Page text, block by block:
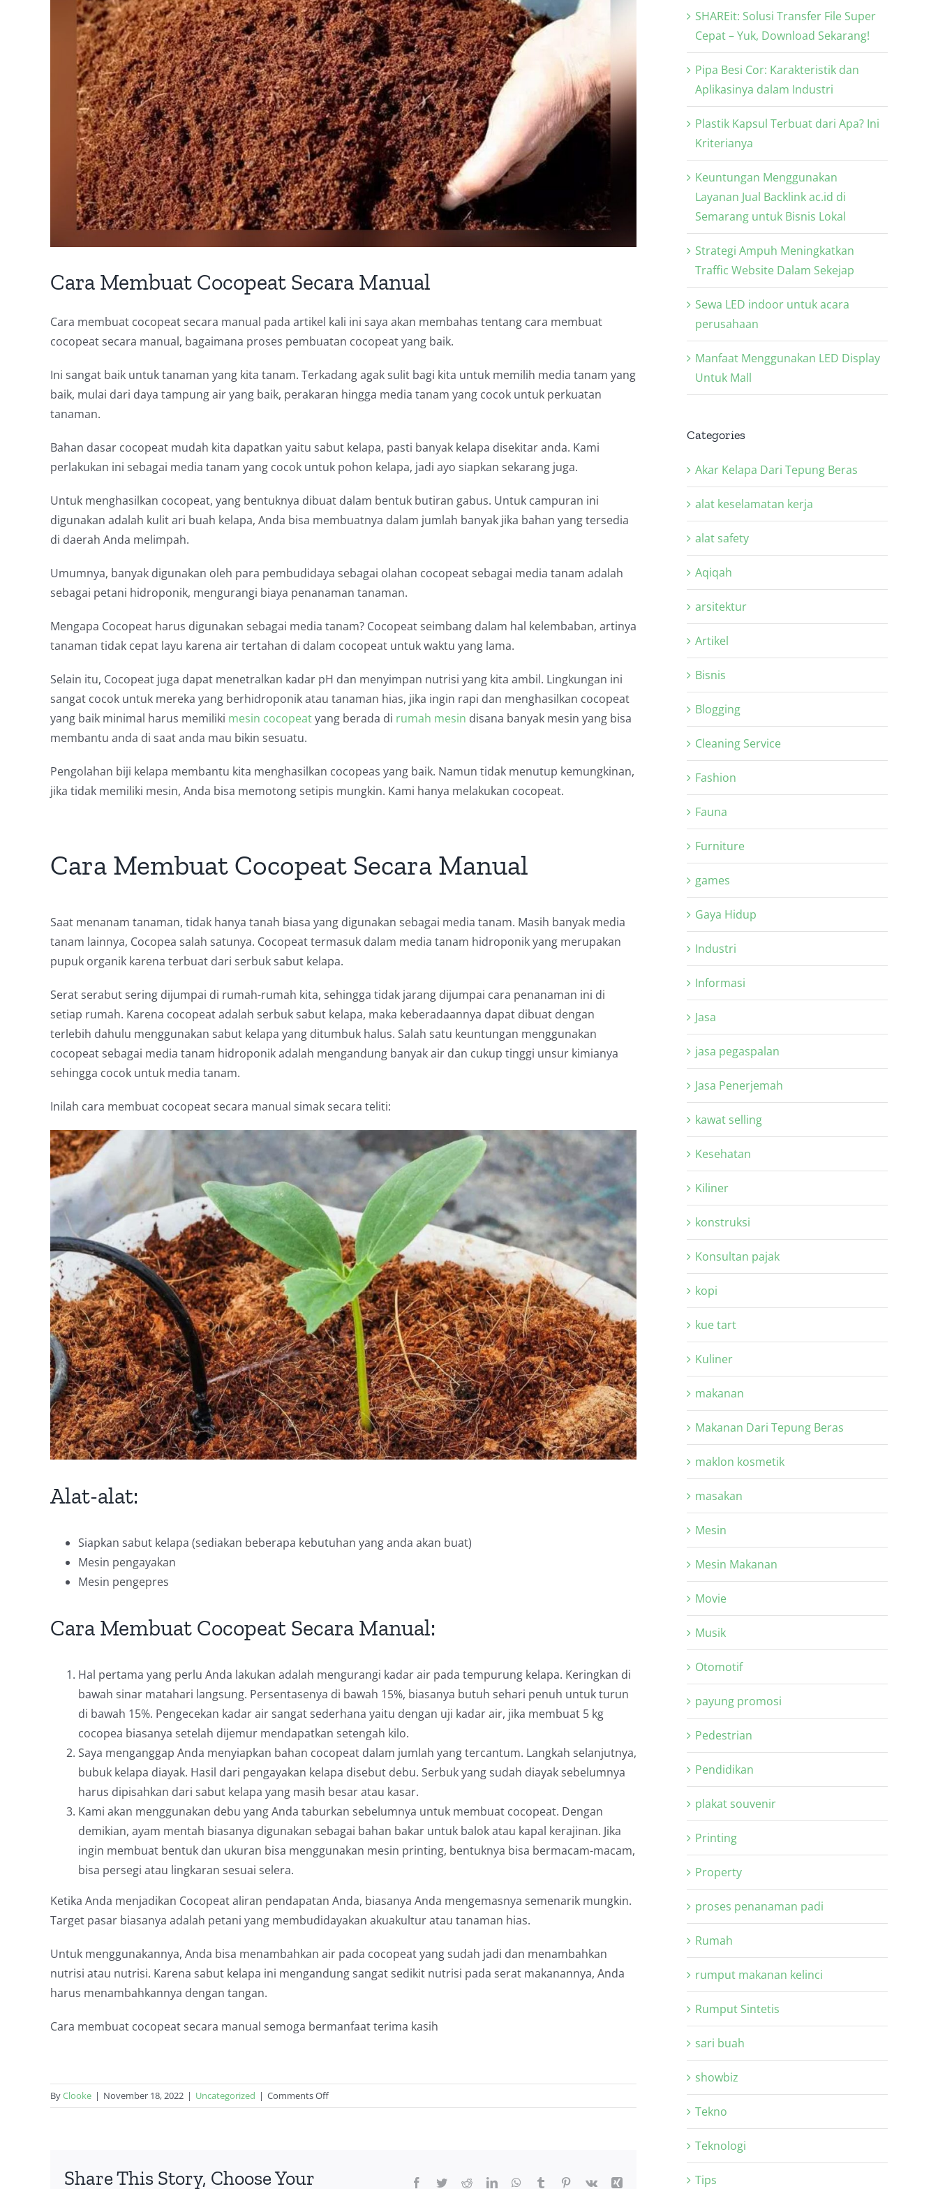
Cara Membuat Cocopeat Secara Manual
Cara membuat cocopeat secara manual pada artikel kali ini saya akan membahas tentang cara membuat
cocopeat secara manual, bagaimana proses pembuatan cocopeat yang baik.
Ini sangat baik untuk tanaman yang kita tanam. Terkadang agak sulit bagi kita untuk memilih media tanam yang
baik, mulai dari daya tampung air yang baik, perakaran hingga media tanam yang cocok untuk perkuatan
tanaman.
Bahan dasar cocopeat mudah kita dapatkan yaitu sabut kelapa, pasti banyak kelapa disekitar anda. Kami
perlakukan ini sebagai media tanam yang cocok untuk pohon kelapa, jadi ayo siapkan sekarang juga.
Untuk menghasilkan cocopeat, yang bentuknya dibuat dalam bentuk butiran gabus. Untuk campuran ini
digunakan adalah kulit ari buah kelapa, Anda bisa membuatnya dalam jumlah banyak jika bahan yang tersedia
di daerah Anda melimpah.
Umumnya, banyak digunakan oleh para pembudidaya sebagai olahan cocopeat sebagai media tanam adalah
sebagai petani hidroponik, mengurangi biaya penanaman tanaman.
Mengapa Cocopeat harus digunakan sebagai media tanam? Cocopeat seimbang dalam hal kelembaban, artinya
tanaman tidak cepat layu karena air tertahan di dalam cocopeat untuk waktu yang lama.
Selain itu, Cocopeat juga dapat menetralkan kadar pH dan menyimpan nutrisi yang kita ambil. Lingkungan ini
sangat cocok untuk mereka yang berhidroponik atau tanaman hias, jika ingin rapi dan menghasilkan cocopeat
yang baik minimal harus memiliki mesin cocopeatyang berada di rumah mesin disana banyak mesin yang bisa
membantu anda di saat anda mau bikin sesuatu.
Pengolahan biji kelapa membantu kita menghasilkan cocopeas yang baik. Namun tidak menutup kemungkinan,
jika tidak memiliki mesin, Anda bisa memotong setipis mungkin. Kami hanya melakukan cocopeat.
Cara Membuat Cocopeat Secara Manual
Saat menanam tanaman, tidak hanya tanah biasa yang digunakan sebagai media tanam. Masih banyak media
tanam lainnya, Cocopea salah satunya. Cocopeat termasuk dalam media tanam hidroponik yang merupakan
pupuk organik karena terbuat dari serbuk sabut kelapa.
Serat serabut sering dijumpai di rumah-rumah kita, sehingga tidak jarang dijumpai cara penanaman ini di
setiap rumah. Karena cocopeat adalah serbuk sabut kelapa, maka keberadaannya dapat dibuat dengan
terlebih dahulu menggunakan sabut kelapa yang ditumbuk halus. Salah satu keuntungan menggunakan
cocopeat sebagai media tanam hidroponik adalah mengandung banyak air dan cukup tinggi unsur kimianya
sehingga cocok untuk media tanam.
Inilah cara membuat cocopeat secara manual simak secara teliti:
Alat-alat:
Siapkan sabut kelapa (sediakan beberapa kebutuhan yang anda akan buat)
Mesin pengayakan
Mesin pengepres
Cara Membuat Cocopeat Secara Manual:
Hal pertama yang perlu Anda lakukan adalah mengurangi kadar air pada tempurung kelapa. Keringkan di
bawah sinar matahari langsung. Persentasenya di bawah 15%, biasanya butuh sehari penuh untuk turun
di bawah 15%. Pengecekan kadar air sangat sederhana yaitu dengan uji kadar air, jika membuat 5 kg
cocopea biasanya setelah dijemur mendapatkan setengah kilo.
Saya menganggap Anda menyiapkan bahan cocopeat dalam jumlah yang tercantum. Langkah selanjutnya,
bubuk kelapa diayak. Hasil dari pengayakan kelapa disebut debu. Serbuk yang sudah diayak sebelumnya
harus dipisahkan dari sabut kelapa yang masih besar atau kasar.
Kami akan menggunakan debu yang Anda taburkan sebelumnya untuk membuat cocopeat. Dengan
demikian, ayam mentah biasanya digunakan sebagai bahan bakar untuk balok atau kapal kerajinan. Jika
ingin membuat bentuk dan ukuran bisa menggunakan mesin printing, bentuknya bisa bermacam-macam,
bisa persegi atau lingkaran sesuai selera.
Ketika Anda menjadikan Cocopeat aliran pendapatan Anda, biasanya Anda mengemasnya semenarik mungkin.
Target pasar biasanya adalah petani yang membudidayakan akuakultur atau tanaman hias.
Untuk menggunakannya, Anda bisa menambahkan air pada cocopeat yang sudah jadi dan menambahkan
nutrisi atau nutrisi. Karena sabut kelapa ini mengandung sangat sedikit nutrisi pada serat makanannya, Anda
harus menambahkannya dengan tangan.
Cara membuat cocopeat secara manual semoga bermanfaat terima kasih
ByClooke | November 18, 2022 | Uncategorized | Comments Offon
Cara
Share This Story, Choose Your Facebook
TwitterRedditLinkedInWhatsApp
Tumblr Pinterest
Vk Xing
SHAREit: Solusi Transfer File Super
Cepat – Yuk, Download Sekarang!
Pipa Besi Cor: Karakteristik dan
Aplikasinya dalam Industri
Plastik Kapsul Terbuat dari Apa? Ini
Kriterianya
Keuntungan Menggunakan
Layanan Jual Backlink ac.id di
Semarang untuk Bisnis Lokal
Strategi Ampuh Meningkatkan
Traffic Website Dalam Sekejap
Sewa LED indoor untuk acara
perusahaan
Manfaat Menggunakan LED Display
Untuk Mall
Categories
Akar Kelapa Dari Tepung Beras
alat keselamatan kerja
alat safety
Aqiqah
arsitektur
Artikel
Bisnis
Blogging
Cleaning Service
Fashion
Fauna
Furniture
games
Gaya Hidup
Industri
Informasi
Jasa
jasa pegaspalan
Jasa Penerjemah
kawat selling
Kesehatan
Kiliner
konstruksi
Konsultan pajak
kopi
kue tart
Kuliner
makanan
Makanan Dari Tepung Beras
maklon kosmetik
masakan
Mesin
Mesin Makanan
Movie
Musik
Otomotif
payung promosi
Pedestrian
Pendidikan
plakat souvenir
Printing
Property
proses penanaman padi
Rumah
rumput makanan kelinci
Rumput Sintetis
sari buah
showbiz
Tekno
Teknologi
Tips